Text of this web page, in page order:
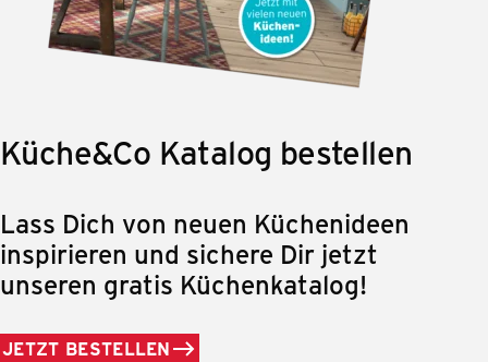
Küche&Co Katalog bestellen
Lass Dich von neuen Küchenideen
inspirieren und sichere Dir jetzt
unseren gratis Küchenkatalog!
JETZT BESTELLEN